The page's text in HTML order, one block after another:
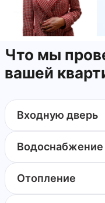
Что мы
вашей
Входную дверь
Водоснабжение
Отопление